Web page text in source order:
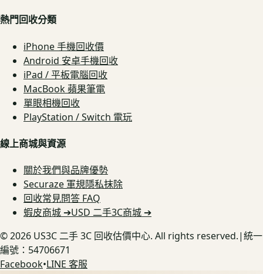
熱門回收分類
iPhone 手機回收價
Android 安卓手機回收
iPad / 平板電腦回收
MacBook 蘋果筆電
單眼相機回收
PlayStation / Switch 電玩
線上商城與資源
關於我們與品牌優勢
Securaze 軍規隱私抹除
回收常見問答 FAQ
蝦皮商城 ➔USD 二手3C商城 ➔
©2026 US3C 二手 3C 回收估價中心. All rights reserved.|統一
編號：54706671
Facebook•LINE 客服